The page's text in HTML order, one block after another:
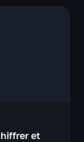
et